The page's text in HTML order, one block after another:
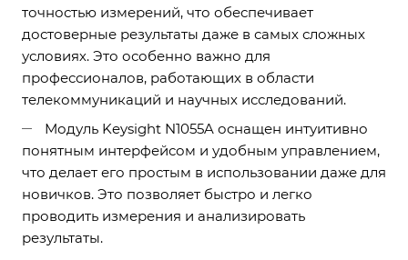
точностью измерений, что обеспечивает
достоверные результаты даже в самых сложных
условиях. Это особенно важно для
профессионалов, работающих в области
телекоммуникаций и научных исследований.
Модуль Keysight N1055A оснащен интуитивно
понятным интерфейсом и удобным управлением,
что делает его простым в использовании даже для
новичков. Это позволяет быстро и легко
проводить измерения и анализировать
результаты.